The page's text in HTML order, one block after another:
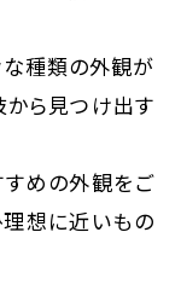
種類の外観が
から見つけ出す
めの外観をご
想に近いもの